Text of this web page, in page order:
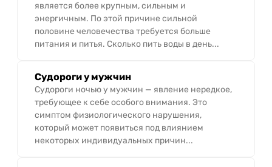
является более крупным, сильным и
энергичным. По этой причине сильной
половине человечества требуется больше
питания и питья. Сколько пить воды в день...
Судороги у мужчин
Судороги ночью у мужчин — явление нередкое,
требующее к себе особого внимания. Это
симптом физиологического нарушения,
который может появиться под влиянием
некоторых индивидуальных причин...